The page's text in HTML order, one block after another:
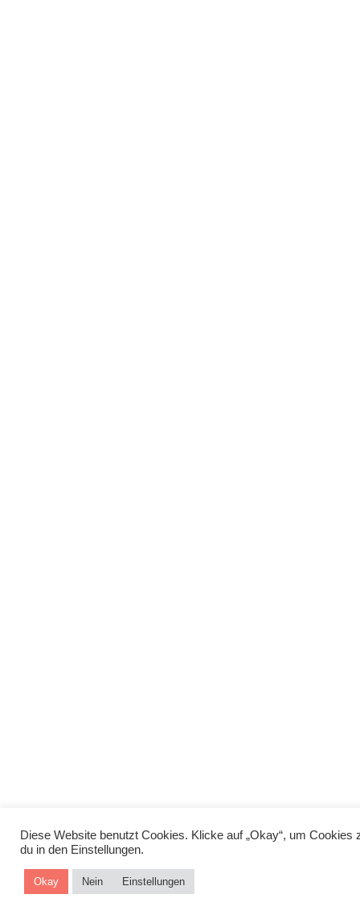
Diese Website benutzt Cookies. Klicke auf „Okay“, um
du in den Einstellungen.
Okay Nein Einstellungen